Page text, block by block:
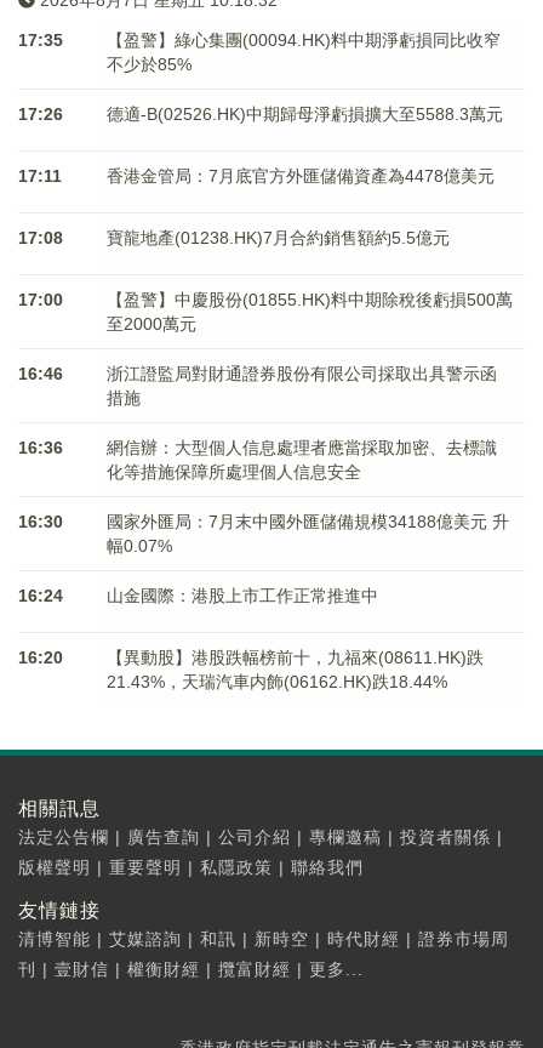
17:35
【盈警】綠心集團(00094.HK)料中期淨虧損同比收窄
不少於85%
17:26 德適-B(02526.HK)中期歸母淨虧損擴大至5588.3萬元
17:11 香港金管局：7月底官方外匯儲備資產為4478億美元
17:08 寶龍地產(01238.HK)7月合約銷售額約5.5億元
17:00
【盈警】中慶股份(01855.HK)料中期除稅後虧損500萬
至2000萬元
16:46
浙江證監局對財通證券股份有限公司採取出具警示函
措施
16:36
網信辦：大型個人信息處理者應當採取加密、去標識
化等措施保障所處理個人信息安全
16:30
國家外匯局：7月末中國外匯儲備規模34188億美元 升
幅0.07%
16:24 山金國際：港股上市工作正常推進中
16:20
【異動股】港股跌幅榜前十，九福來(08611.HK)跌
21.43%，天瑞汽車内飾(06162.HK)跌18.44%
相關訊息
法定公告欄 | 廣告查詢 | 公司介紹 | 專欄邀稿 | 投資者關係 |
版權聲明 | 重要聲明 | 私隱政策 | 聯絡我們
友情鏈接
清博智能 | 艾媒諮詢 | 和訊 | 新時空 | 時代財經 | 證券市場周
刊
| 壹財信 | 權衡財經 | 攬富財經 | 更多...